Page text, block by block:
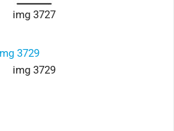
img 3727
img 3729